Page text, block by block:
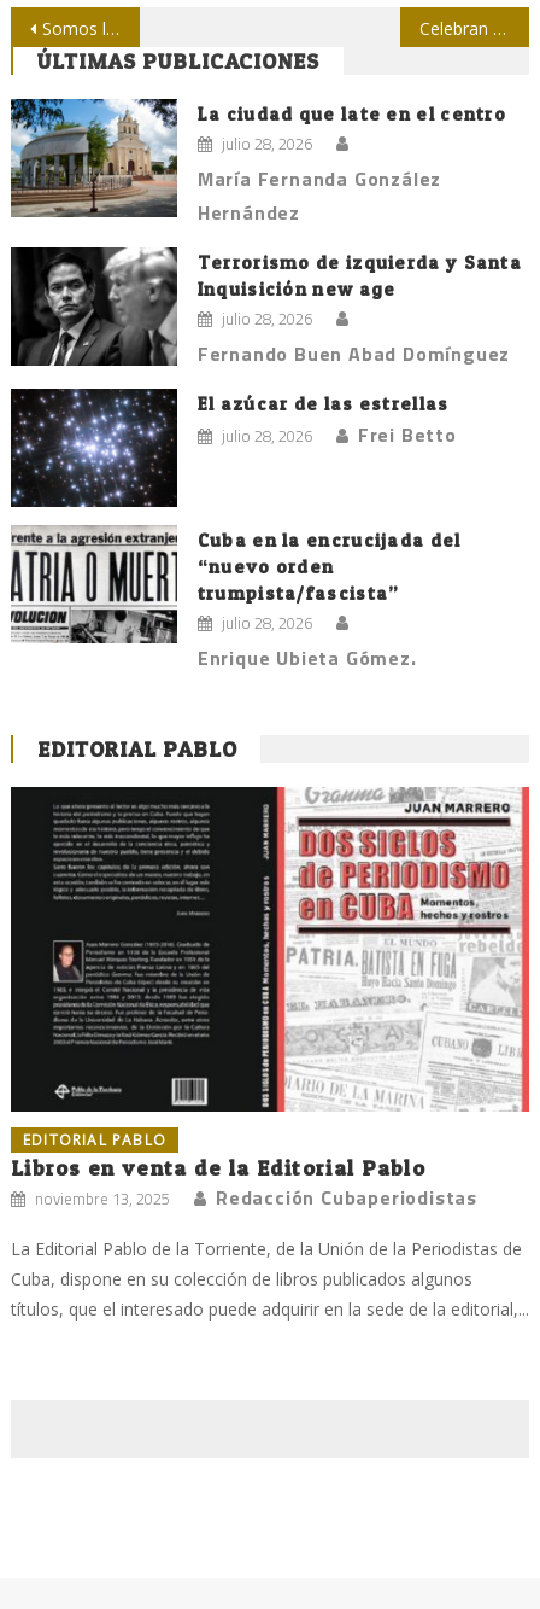
Navegación
de
entradas
Somos los perpetuo del instante, expo de Jorge Valiente Celebran en Cienfuegos Décimoséptimo Salón Nacional de Humor Gráfico La picúa 2016
ÚLTIMAS PUBLICACIONES
La ciudad que late en el centro
julio 28, 2026
María Fernanda González
Hernández
Terrorismo de izquierda y Santa
Inquisición new age
julio 28, 2026
Fernando Buen Abad Domínguez
El azúcar de las estrellas
julio 28, 2026 Frei Betto
Cuba en la encrucijada del
“nuevo orden
trumpista/fascista”
julio 28, 2026
Enrique Ubieta Gómez.
EDITORIAL PABLO
EDITORIAL PABLO
Libros en venta de la Editorial Pablo
noviembre 13, 2025 Redacción Cubaperiodistas
La Editorial Pablo de la Torriente, de la Unión de la Periodistas de
Cuba, dispone en su colección de libros publicados algunos
títulos, que el interesado puede adquirir en la sede de la editorial,...